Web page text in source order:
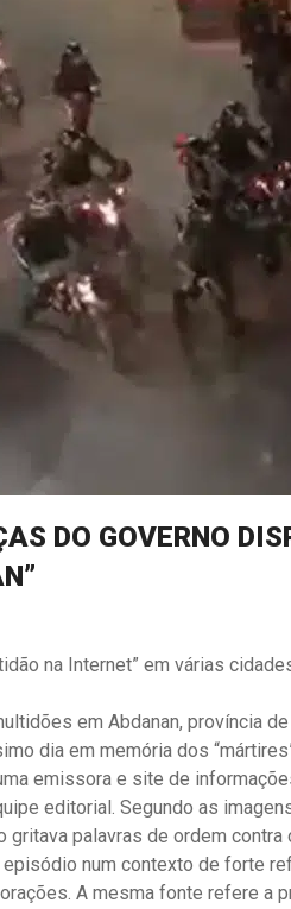
DO GOVERNO
na Internet” em várias
em Abdanan, província
dia em memória dos
emissora e site de
editorial. Segundo as
palavras de ordem contra
num contexto de forte
A mesma fonte refere a